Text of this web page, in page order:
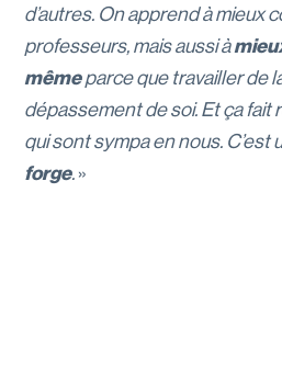
d’autres. On apprend à mieux
professeurs, mais aussi à
mêmeparce que travailler de
dépassement de soi. Et ça
qui sont sympa en nous. C’est
forge.»